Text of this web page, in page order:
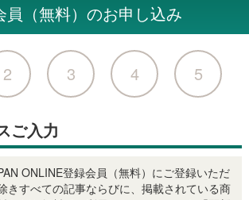
員（無料）のお申し込み
2 3 4 5
ご入力
ONLINE登録会員（無料）にご登録いただ
きすべての記事ならびに、掲載されている商